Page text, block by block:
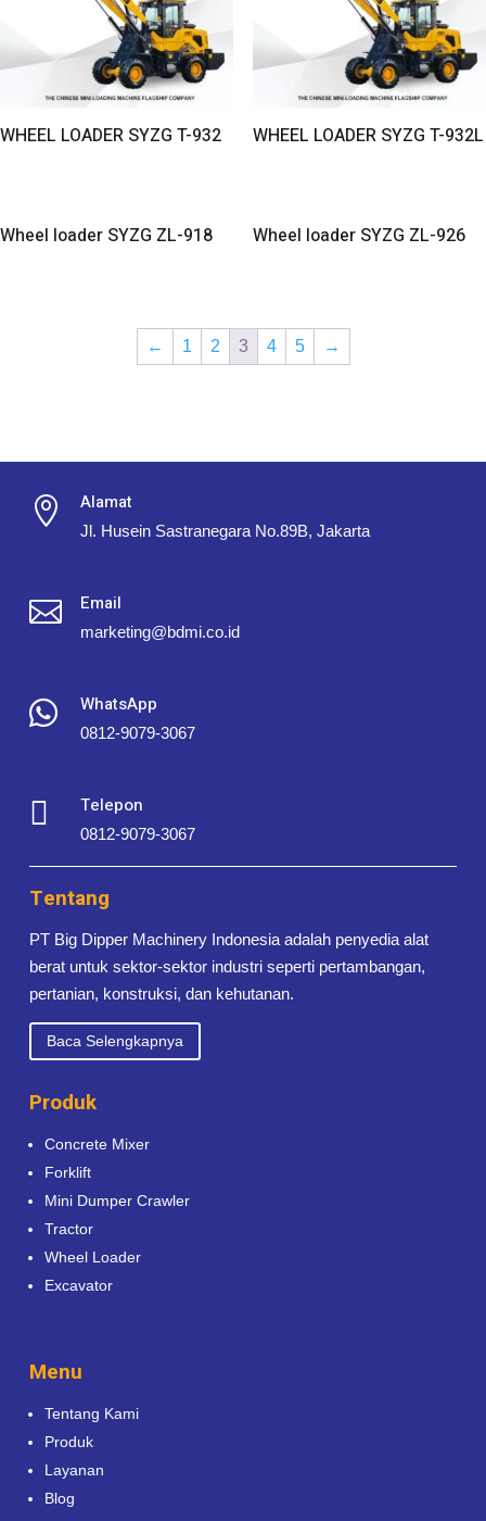
WHEEL LOADER SYZG T-932 WHEEL LOADER SYZG T-932L
Wheel loader SYZG ZL-918 Wheel loader SYZG ZL-926
← 1 2 3 4 5 →
 Alamat
Jl. Husein Sastranegara No.89B, Jakarta
 Email
marketing@bdmi.co.id
 WhatsApp
0812-9079-3067
 Telepon
0812-9079-3067
Tentang
PT Big Dipper Machinery Indonesia adalah penyedia alat
berat untuk sektor-sektor industri seperti pertambangan,
pertanian, konstruksi, dan kehutanan.
Baca Selengkapnya
Produk
Concrete Mixer
Forklift
Mini Dumper Crawler
Tractor
Wheel Loader
Excavator
Menu
Tentang Kami
Produk
Layanan
Blog